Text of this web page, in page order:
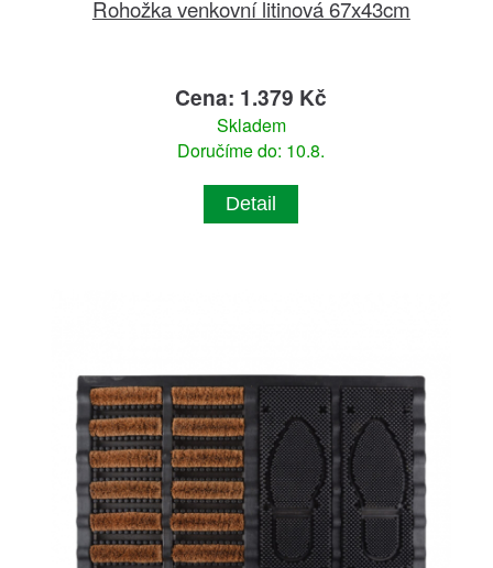
Rohožka venkovní litinová 67x43cm
Cena: 1.379 Kč
Skladem
Doručíme do: 10.8.
Detail